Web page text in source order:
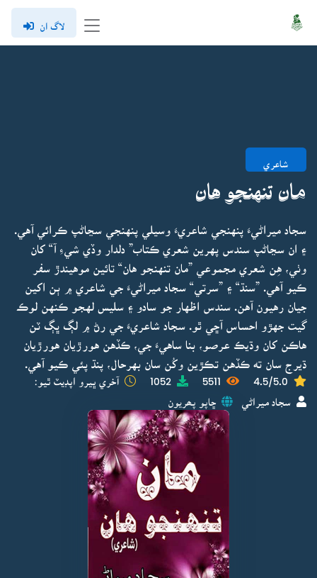
لاگ ان
شاعري
مان تنهنجو هان
سجاد ميراڻيءَ پنهنجي شاعريءَ وسيلي پنهنجي سڃاڻپ ڪرائي آهي.
۽ ان سڃاڻپ سندس پهرين شعري ڪتاب” دلدار وڏي شيءِ آ“ کان
وٺي، هِن شعري مجموعي ”مان تنهنجو هان“ تائين موهيندڙ سفر
ڪيو آهي. ”سنڌ“ ۽ ”سرتي“ سجاد ميراڻيءَ جي شاعري ۾ ٻن اکين
جيان رهيون آهن. سندس اظهار جو سادو ۽ سليس لهجو ڪنهن لوڪ
گيت جهڙو احساس آڇي ٿو. سجاد شاعريءَ جي رڻ ۾ لڳ ڀڳ ٽن
هاڪن کان وڌيڪ عرصو، بنا ساهيءَ جي، ڪڏهن هورڙيان هورڙيان
ڌيرج سان ته ڪڏهن تڪڙين وکُن سان بهرحال، پنڌ پئي ڪيو آهي.
4.5/5.0
5511
1052 آخري ڀيرو اپڊيٽ ٿيو:
سجاد ميراڻي ڇاپو پھريون